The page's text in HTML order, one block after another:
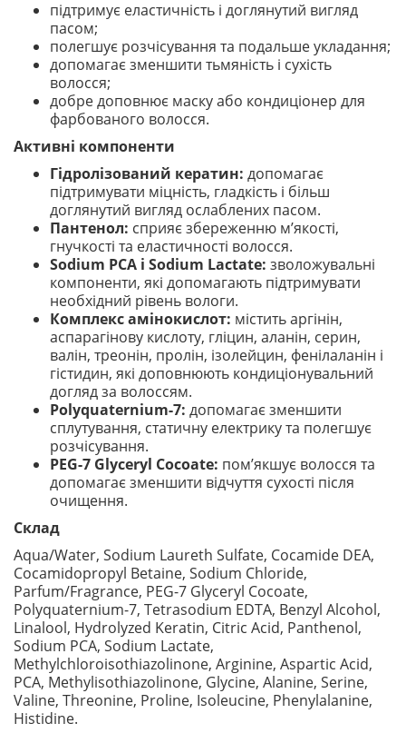
підтримує еластичність і доглянутий вигляд
пасом;
полегшує розчісування та подальше укладання;
допомагає зменшити тьмяність і сухість
волосся;
добре доповнює маску або кондиціонер для
фарбованого волосся.
Активні компоненти
Гідролізований кератин: допомагає
підтримувати міцність, гладкість і більш
доглянутий вигляд ослаблених пасом.
Пантенол: сприяє збереженню м’якості,
гнучкості та еластичності волосся.
Sodium PCA і Sodium Lactate: зволожувальні
компоненти, які допомагають підтримувати
необхідний рівень вологи.
Комплекс амінокислот: містить аргінін,
аспарагінову кислоту, гліцин, аланін, серин,
валін, треонін, пролін, ізолейцин, фенілаланін і
гістидин, які доповнюють кондиціонувальний
догляд за волоссям.
Polyquaternium-7: допомагає зменшити
сплутування, статичну електрику та полегшує
розчісування.
PEG-7 Glyceryl Cocoate: пом’якшує волосся та
допомагає зменшити відчуття сухості після
очищення.
Склад
Aqua/Water, Sodium Laureth Sulfate, Cocamide DEA,
Cocamidopropyl Betaine, Sodium Chloride,
Parfum/Fragrance, PEG-7 Glyceryl Cocoate,
Polyquaternium-7, Tetrasodium EDTA, Benzyl Alcohol,
Linalool, Hydrolyzed Keratin, Citric Acid, Panthenol,
Sodium PCA, Sodium Lactate,
Methylchloroisothiazolinone, Arginine, Aspartic Acid,
PCA, Methylisothiazolinone, Glycine, Alanine, Serine,
Valine, Threonine, Proline, Isoleucine, Phenylalanine,
Histidine.